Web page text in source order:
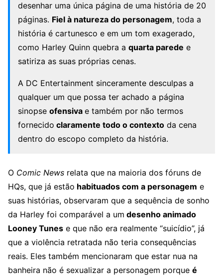
desenhar uma única página de uma história de 20
páginas. Fiel à natureza do personagem, toda a
história é cartunesco e em um tom exagerado,
como Harley Quinn quebra a quarta parede e
satiriza as suas próprias cenas.
A DC Entertainment sinceramente desculpas a
qualquer um que possa ter achado a página
sinopse ofensiva e também por não termos
fornecido claramente todo o contexto da cena
dentro do escopo completo da história.
O Comic News relata que na maioria dos fóruns de
HQs, que já estão habituados com a personagem e
suas histórias, observaram que a sequência de sonho
da Harley foi comparável a um desenho animado
Looney Tunes e que não era realmente “suicídio”, já
que a violência retratada não teria consequências
reais. Eles também mencionaram que estar nua na
banheira não é sexualizar a personagem porque é